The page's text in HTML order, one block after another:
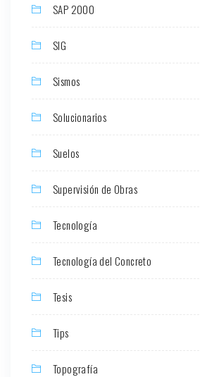
SAP 2000
SIG
Sismos
Solucionarios
Suelos
Supervisión de Obras
Tecnología
Tecnología del Concreto
Tesis
Tips
Topografía